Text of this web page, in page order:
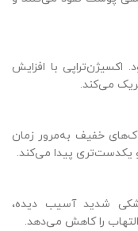
با افزایش
می‌کند.
خفیف به‌مرور زمان
پیدا می‌کند.
شدید آسیب دیده،
را کاهش می‌دهد.